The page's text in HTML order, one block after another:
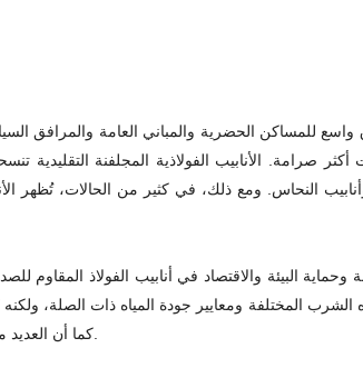
للمساكن الحضرية والمباني العامة والمرافق
صرامة. الأنابيب الفولاذية المجلفنة التقليدية
وأنابيب النحاس. ومع ذلك، في كثير من الحالات، تُظهر
وحماية البيئة والاقتصاد في أنابيب الفولاذ المقاوم
الشرب المختلفة ومعايير جودة المياه ذات الصلة،
كما أن العديد من تركيبات الأنابيب البلاستيكية الجديدة والأنابيب المركبة تتطور بسرعة، إلا أن هذه الأنابيب لا تزال تعاني من بعض أوجه القصور في التطبيقات العملية.